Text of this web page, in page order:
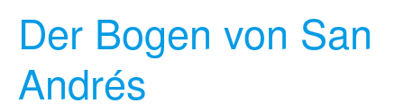
Der Bogen von San
Andrés